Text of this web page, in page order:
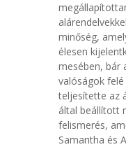
minőség,
élesen
mesében, bár
valóságok
teljesítette az
által beállított
felismerés,
Samantha és